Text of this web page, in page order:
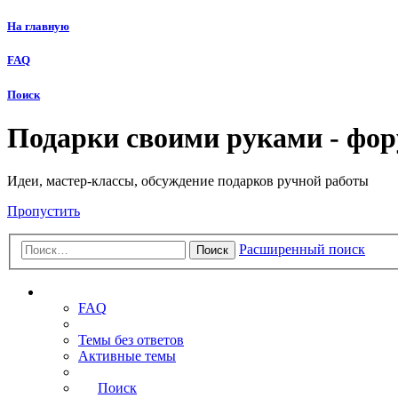
На главную
FAQ
Поиск
Подарки своими руками -
Идеи, мастер-классы, обсуждение подарков ручной работы
Пропустить
Поиск Расширенный поиск
FAQ
Темы без ответов
Активные темы
Поиск